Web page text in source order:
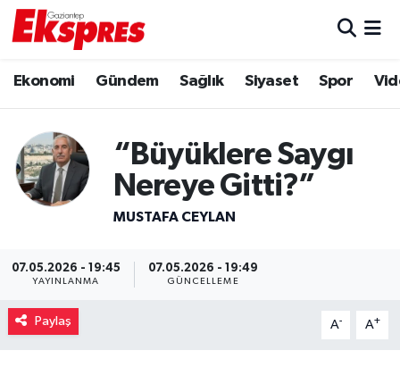
Ekonomi Gündem Sağlık Siyaset Spor
“Büyüklere Saygı
Nereye Gitti?”
MUSTAFA CEYLAN
07.05.2026 - 19:45
YAYINLANMA
07.05.2026 - 19:49
GÜNCELLEME
Paylaş A- A+
Ekonomi
Gaziantep son dakika
Genel
Trafik Durumu
Puan Durumu ve Fikstür
Tüm Manşetler